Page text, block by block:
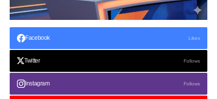
Facebook Likes
Twitter Follows
Instagram Follows